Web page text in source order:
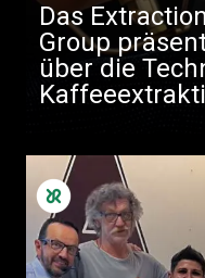
Das
Group
über die